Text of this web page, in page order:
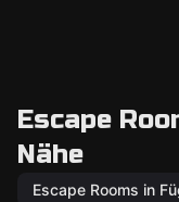
Escape
Nähe
Escape Rooms in